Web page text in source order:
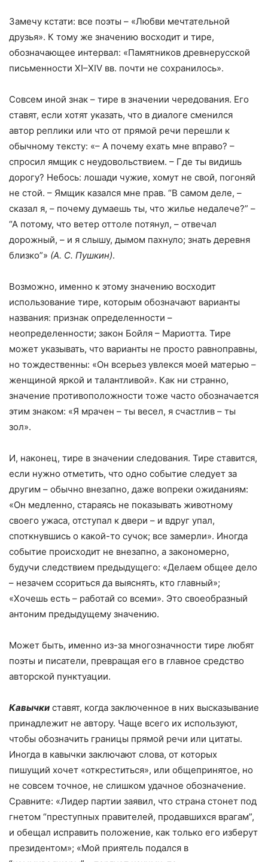
Замечу кстати: все поэты – «Любви мечтательной
друзья». К тому же значению восходит и тире,
обозначающее интервал: «Памятников древнерусской
письменности XI–XIV вв. почти не сохранилось».
Совсем иной знак – тире в значении чередования. Его
ставят, если хотят указать, что в диалоге сменился
автор реплики или что от прямой речи перешли к
обычному тексту: «– А почему ехать мне вправо? –
спросил ямщик с неудовольствием. – Где ты видишь
дорогу? Небось: лошади чужие, хомут не свой, погоняй
не стой. – Ямщик казался мне прав. “В самом деле, –
сказал я, – почему думаешь ты, что жилье недалече?” –
“А потому, что ветер оттоле потянул, – отвечал
дорожный, – и я слышу, дымом пахнуло; знать деревня
близко”» (А. С. Пушкин).
Возможно, именно к этому значению восходит
использование тире, которым обозначают варианты
названия: признак определенности –
неопределенности; закон Бойля – Мариотта. Тире
может указывать, что варианты не просто равноправны,
но тождественны: «Он всерьез увлекся моей матерью –
женщиной яркой и талантливой». Как ни странно,
значение противоположности тоже часто обозначается
этим знаком: «Я мрачен – ты весел, я счастлив – ты
зол».
И, наконец, тире в значении следования. Тире ставится,
если нужно отметить, что одно событие следует за
другим – обычно внезапно, даже вопреки ожиданиям:
«Он медленно, стараясь не показывать животному
своего ужаса, отступал к двери – и вдруг упал,
споткнувшись о какой-то сучок; все замерли». Иногда
событие происходит не внезапно, а закономерно,
будучи следствием предыдущего: «Делаем общее дело
– незачем ссориться да выяснять, кто главный»;
«Хочешь есть – работай со всеми». Это своеобразный
антоним предыдущему значению.
Может быть, именно из-за многозначности тире любят
поэты и писатели, превращая его в главное средство
авторской пунктуации.
Кавычки ставят, когда заключенное в них высказывание
принадлежит не автору. Чаще всего их используют,
чтобы обозначить границы прямой речи или цитаты.
Иногда в кавычки заключают слова, от которых
пишущий хочет «откреститься», или общепринятое, но
не совсем точное, не слишком удачное обозначение.
Сравните: «Лидер партии заявил, что страна стонет под
гнетом “преступных правителей, продавшихся врагам”,
и обещал исправить положение, как только его изберут
президентом»; «Мой приятель подался в